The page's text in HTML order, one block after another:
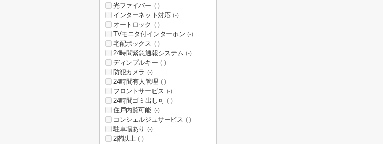
光ファイバー (-)
インターネット対応 (-)
オートロック (-)
TVモニタ付インターホン (-)
宅配ボックス (-)
24時間緊急通報システム (-)
ディンプルキー (-)
防犯カメラ (-)
24時間有人管理 (-)
フロントサービス (-)
24時間ゴミ出し可 (-)
住戸内覧可能 (-)
コンシェルジュサービス (-)
駐車場あり (-)
2階以上 (-)